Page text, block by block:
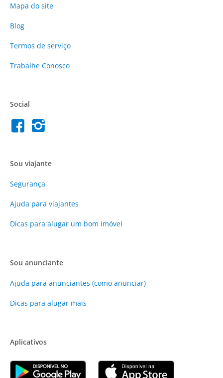
Mapa do site
Blog
Termos de serviço
Trabalhe Conosco
Social
Sou viajante
Segurança
Ajuda para viajantes
Dicas para alugar um bom imóvel
Sou anunciante
Ajuda para anunciantes (como anunciar)
Dicas para alugar mais
Aplicativos